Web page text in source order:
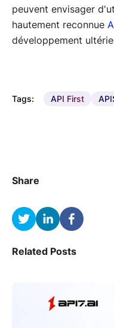
peuvent envisager
hautement reconnue
développement
Tags: API First
Share
Related Posts